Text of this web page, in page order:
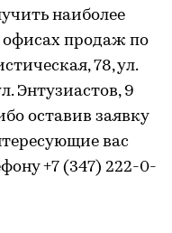
наиболее
продаж по
78, ул.
Энтузиастов, 9
оставив заявку
вас
+7 (347) 222-0-